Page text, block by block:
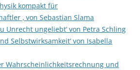
kompakt für
‚ von Sebastian Slama
Unrecht ungeliebt‘ von Petra Schling
Selbstwirksamkeit‘ von Isabella
Wahrscheinlichkeitsrechnung und